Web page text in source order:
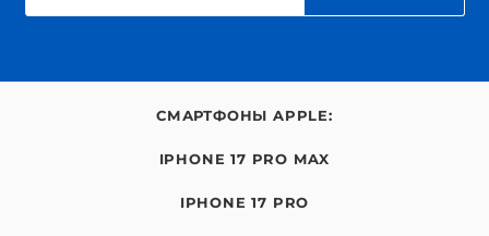
СМАРТФОНЫ APPLE:
IPHONE 17 PRO MAX
IPHONE 17 PRO